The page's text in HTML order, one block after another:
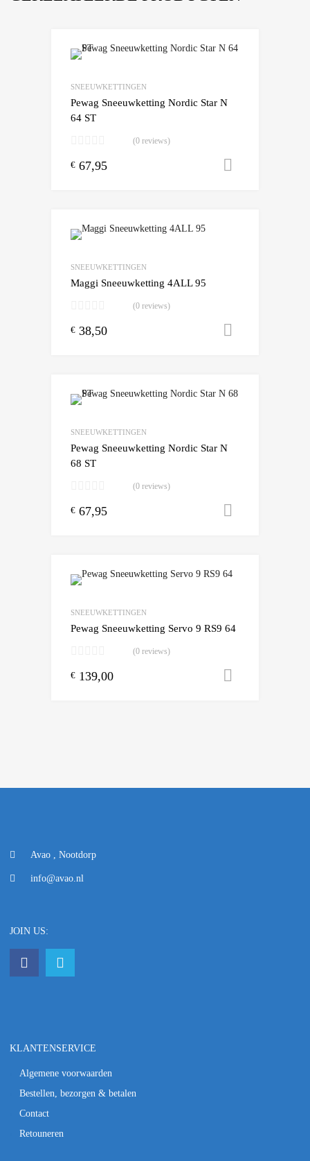
SNEEUWKETTINGEN
Pewag Sneeuwketting Nordic Star N
64 ST
(0 reviews)
€ 67,95
SNEEUWKETTINGEN
Maggi Sneeuwketting 4ALL 95
(0 reviews)
€ 38,50
SNEEUWKETTINGEN
Pewag Sneeuwketting Nordic Star N
68 ST
(0 reviews)
€ 67,95
SNEEUWKETTINGEN
Pewag Sneeuwketting Servo 9 RS9 64
(0 reviews)
€ 139,00
Avao , Nootdorp
info@avao.nl
JOIN US:
KLANTENSERVICE
Algemene voorwaarden
Bestellen, bezorgen & betalen
Contact
Retouneren